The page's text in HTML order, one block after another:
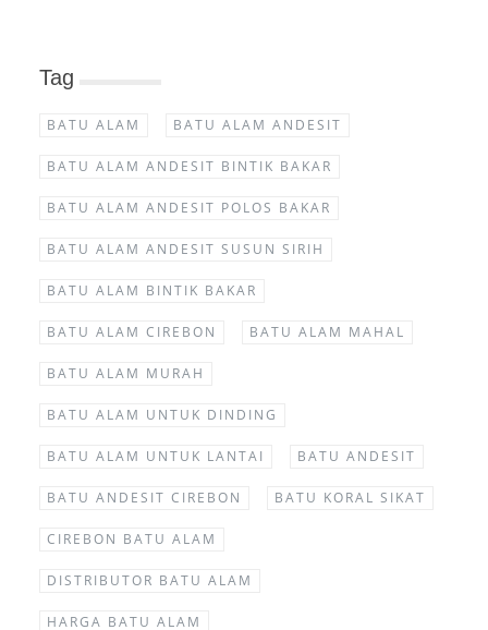
Tag
BATU ALAM BATU ALAM ANDESIT
BATU ALAM ANDESIT BINTIK BAKAR
BATU ALAM ANDESIT POLOS BAKAR
BATU ALAM ANDESIT SUSUN SIRIH
BATU ALAM BINTIK BAKAR
BATU ALAM CIREBON BATU ALAM MAHAL
BATU ALAM MURAH
BATU ALAM UNTUK DINDING
BATU ALAM UNTUK LANTAI BATU ANDESIT
BATU ANDESIT CIREBON BATU KORAL SIKAT
CIREBON BATU ALAM
DISTRIBUTOR BATU ALAM
HARGA BATU ALAM